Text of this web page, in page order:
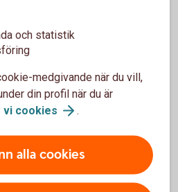
kopplad till min kassa eller
passar Pay SoftPOS?
funkar med
och statistik
medgivande när du vill,
din profil när du är
vi cookies .
alla cookies